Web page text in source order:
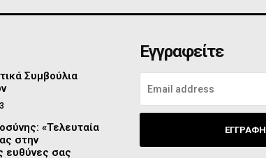
Συμβούλια
«Τελευταία
στην
ευθύνες σας
Εγγραφείτε
ΕΓΓΡΑΦΉ